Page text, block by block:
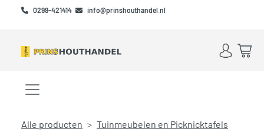
Skip to main content
Skip to footer
0299-421414 info@prinshouthandel.nl
Account
Menu openen/sluiten
Alle producten
Tuinmeubelen en Picknicktafels